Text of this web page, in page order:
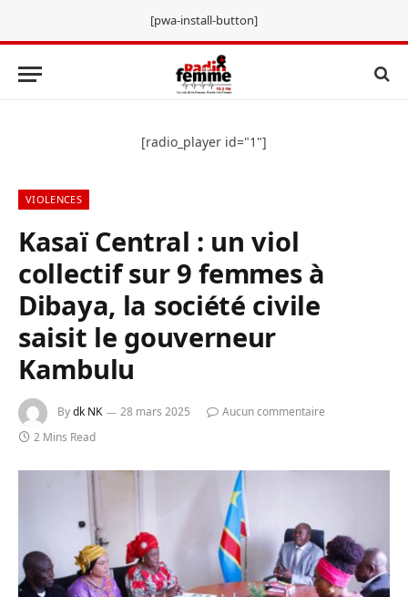
[pwa-install-button]
[radio_player id="1"]
VIOLENCES
Kasaï Central : un viol
collectif sur 9 femmes à
Dibaya, la société civile
saisit le gouverneur
Kambulu
Bydk NK 28 mars 2025
Aucun commentaire
2 Mins Read